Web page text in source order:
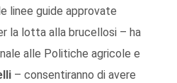
linee guide approvate
la lotta alla brucellosi – ha
alle Politiche agricole e
– consentiranno di avere